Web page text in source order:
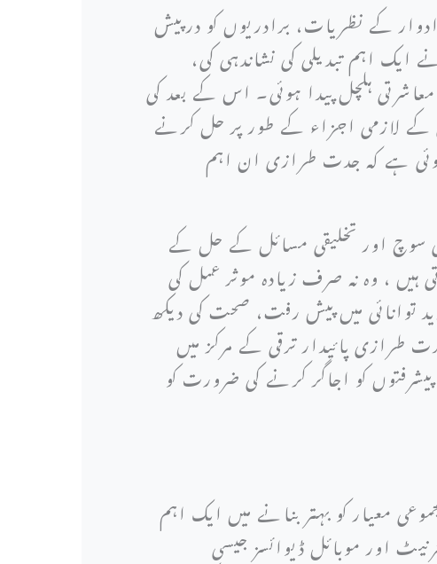
کے نظریات، برادریوں کو درپیش
ایک اہم تبدیلی کی نشاندہی کی،
ہلچل پیدا ہوئی۔ اس کے بعد کی
کے لازمی اجزاء کے طور پر حل کرنے
ہے کہ جدت طرازی ان اہم
سوچ اور تخلیقی مسائل کے حل کے
ہیں ، وہ نہ صرف زیادہ موثر عمل کی
توانائی میں پیش رفت، صحت کی دیکھ
پائیدار ترقی کے مرکز میں
کو اجاگر کرنے کی ضرورت کو
معیار کو بہتر بنانے میں ایک اہم
اور موبائل ڈیوائسز جیسی